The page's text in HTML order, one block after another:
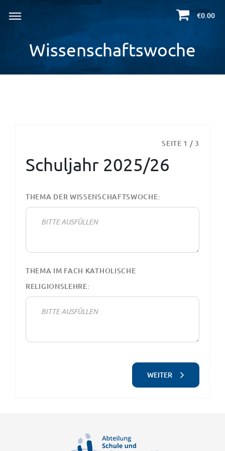
Wissenschaftswoche
€0.00
SEITE 1 / 3
Schuljahr 2025/26
THEMA DER WISSENSCHAFTSWOCHE:
THEMA IM FACH KATHOLISCHE
RELIGIONSLEHRE:
WEITER